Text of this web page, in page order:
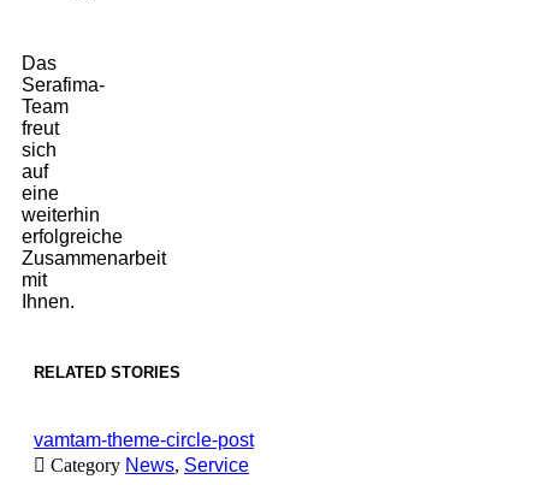
Das
Serafima-
Team
freut
sich
auf
eine
weiterhin
erfolgreiche
Zusammenarbeit
mit
Ihnen.
RELATED STORIES
vamtam-theme-circle-post
 Category News, Service